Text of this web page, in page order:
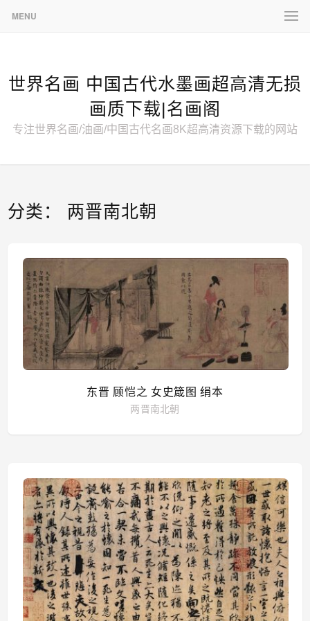
MENU
世界名画 中国古代水墨画超高清无损
画质下载|名画阁
专注世界名画/油画/中国古代名画8K超高清资源下载的网站
分类： 两晋南北朝
东晋 顾恺之 女史箴图 绢本
两晋南北朝